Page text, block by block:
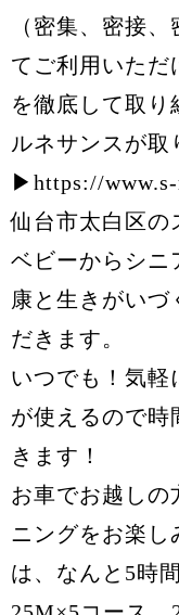
（密集、密接
てご利用いただ
を徹底して取り
ルネサンスが取
▶︎ https://
仙台市太白区の
ベビーからシニ
康と生きがいづ
だきます。
いつでも！気軽
が使えるので時
きます！
お車でお越しの
ニングをお楽し
は、なんと5時